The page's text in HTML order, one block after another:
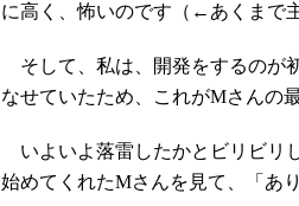
に高く、怖いのです（←あくまで
そして、私は、開発をするのが
なせていたため、これがMさんの
いよいよ落雷したかとビリビリ
始めてくれたMさんを見て、「あ